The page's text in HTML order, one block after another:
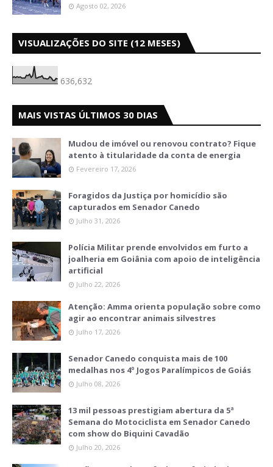
Agosto 02, 2026
VISUALIZAÇÕES DO SITE (12 MESES)
636,632
MAIS VISTAS ÚLTIMOS 30 DIAS
Mudou de imóvel ou renovou contrato? Fique
atento à titularidade da conta de energia
Fevereiro 17, 2026
Foragidos da Justiça por homicídio são
capturados em Senador Canedo
Julho 31, 2026
Polícia Militar prende envolvidos em furto a
joalheria em Goiânia com apoio de inteligência
artificial
Julho 22, 2026
Atenção: Amma orienta população sobre como
agir ao encontrar animais silvestres
Julho 17, 2026
Senador Canedo conquista mais de 100
medalhas nos 4º Jogos Paralímpicos de Goiás
Julho 08, 2026
13 mil pessoas prestigiam abertura da 5ª
Semana do Motociclista em Senador Canedo
com show do Biquini Cavadão
Julho 20, 2026